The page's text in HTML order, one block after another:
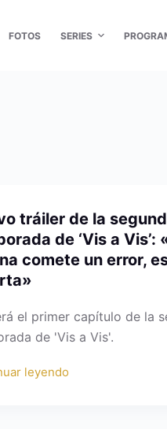
FOTOS SERIES
tráiler de la
de ‘Vis a Vis’:
comete un error,
el primer capítulo de la
de 'Vis a Vis'.
leyendo